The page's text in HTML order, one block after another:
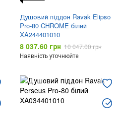
Душовий піддон Ravak Elipso
Pro-80 CHROME білий
XA244401010
8 037.60 грн 10 047.00 грн
Наявність уточнюйте